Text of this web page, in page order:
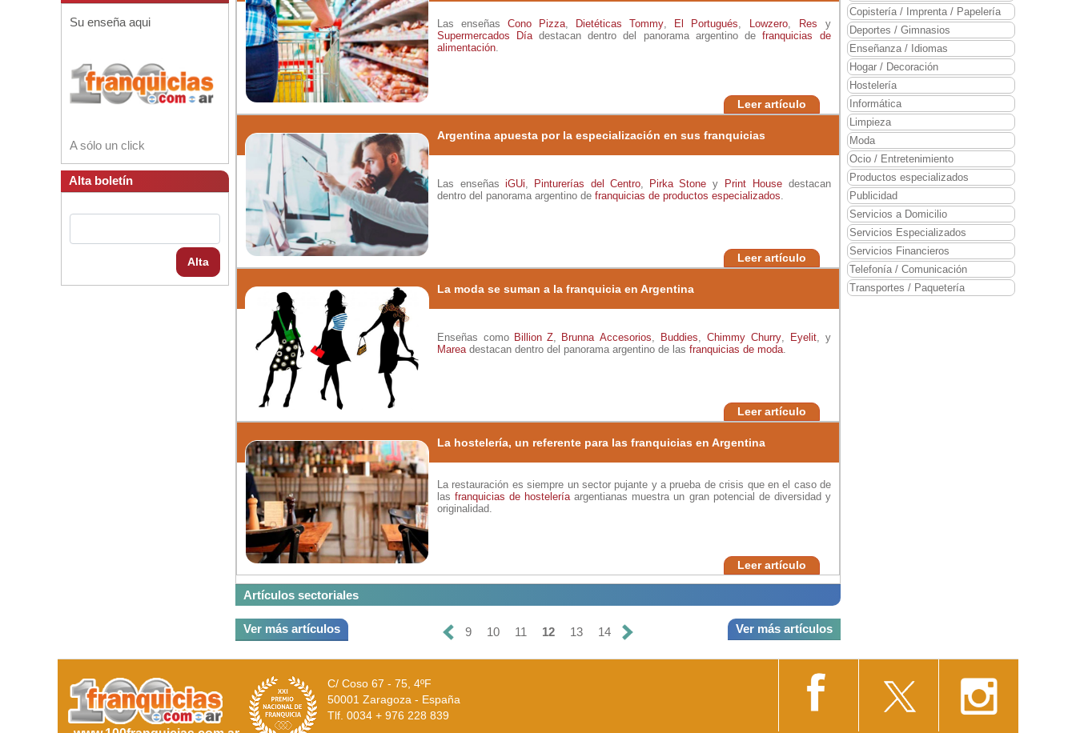
Su enseña aqui
A sólo un click
Alta boletín
Alta
Las enseñas Cono Pizza, Dietéticas Tommy, El Portugués, Lowzero, Res y
Supermercados Díadestacan dentro del panorama argentino de franquicias de
alimentación.
Leer artículo
Argentina apuesta por la especialización en sus franquicias
Las enseñas iGUi Pinturerías del Centro Pirka Stone y Print House destacan
dentro del panorama argentino de franquicias de productos especializados
Leer artículo
La moda se suman a la franquicia en Argentina
Enseñas como Billion Z Brunna Accesorios Buddies Chimmy Churry Eyelit , y
Marea destacan dentro del panorama argentino de las franquicias de moda
Leer artículo
La hostelería, un referente para las franquicias en Argentina
La restauración es siempre un sector pujante y a prueba de crisis que en el caso de
las franquicias de hosteleríaargentianas muestra un gran potencial de diversidad y
originalidad.
Leer artículo
Artículos sectoriales
Ver más artículos 9 10 11 12 13 14 Ver más artículos
Copistería / Imprenta / Papelería
Deportes / Gimnasios
Enseñanza / Idiomas
Hogar / Decoración
Hostelería
Informática
Limpieza
Moda
Ocio / Entretenimiento
Productos especializados
Publicidad
Servicios a Domicilio
Servicios Especializados
Servicios Financieros
Telefonía / Comunicación
Transportes / Paquetería
C/ Coso 67 - 75, 4ºF
50001 Zaragoza - España
Tlf. 0034 + 976 228 839